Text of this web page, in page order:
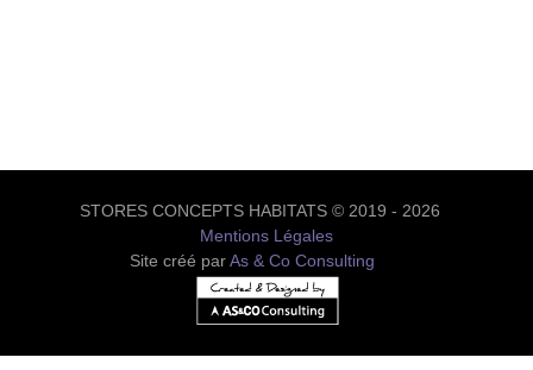
STORES CONCEPTS HABITATS © 2019 - 2026
Mentions Légales
Site créé parAs & Co Consulting